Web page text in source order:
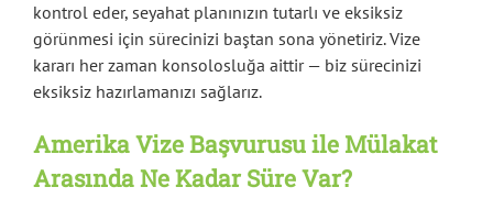
kontrol eder, seyahat planınızın tutarlı ve eksiksiz
görünmesi için sürecinizi baştan sona yönetiriz. Vize
kararı her zaman konsolosluğa aittir — biz sürecinizi
eksiksiz hazırlamanızı sağlarız.
Amerika Vize Başvurusu ile Mülakat
Arasında Ne Kadar Süre Var?